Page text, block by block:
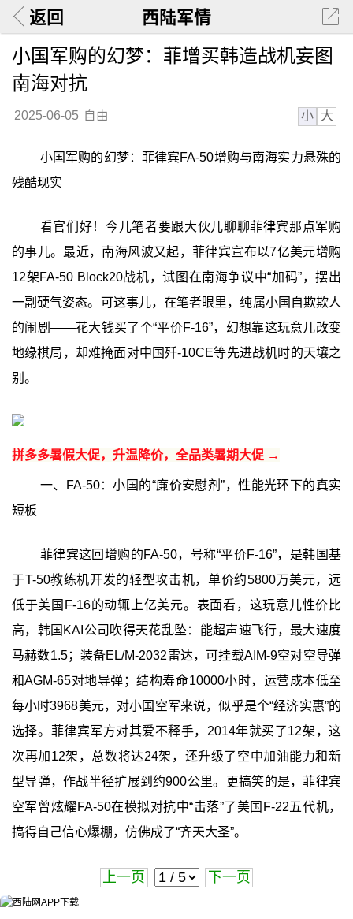
返回 西陆军情
小国军购的幻梦：菲增买韩造战机妄图
南海对抗
2025-06-05 自由 小 大
小国军购的幻梦：菲律宾FA-50增购与南海实力悬殊的
残酷现实
看官们好！今儿笔者要跟大伙儿聊聊菲律宾那点军购
的事儿。最近，南海风波又起，菲律宾宣布以7亿美元增购
12架FA-50 Block20战机，试图在南海争议中“加码”，摆出
一副硬气姿态。可这事儿，在笔者眼里，纯属小国自欺欺人
的闹剧——花大钱买了个“平价F-16”，幻想靠这玩意儿改变
地缘棋局，却难掩面对中国歼-10CE等先进战机时的天壤之
别。
拼多多暑假大促，升温降价，全品类暑期大促 →
一、FA-50：小国的“廉价安慰剂”，性能光环下的真实
短板
菲律宾这回增购的FA-50，号称“平价F-16”，是韩国基
于T-50教练机开发的轻型攻击机，单价约5800万美元，远
低于美国F-16的动辄上亿美元。表面看，这玩意儿性价比
高，韩国KAI公司吹得天花乱坠：能超声速飞行，最大速度
马赫数1.5；装备EL/M-2032雷达，可挂载AIM-9空对空导弹
和AGM-65对地导弹；结构寿命10000小时，运营成本低至
每小时3968美元，对小国空军来说，似乎是个“经济实惠”的
选择。菲律宾军方对其爱不释手，2014年就买了12架，这
次再加12架，总数将达24架，还升级了空中加油能力和新
型导弹，作战半径扩展到约900公里。更搞笑的是，菲律宾
空军曾炫耀FA-50在模拟对抗中“击落”了美国F-22五代机，
搞得自己信心爆棚，仿佛成了“齐天大圣”。
上一页 下一页